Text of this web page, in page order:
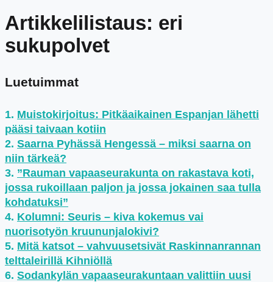
Artikkelilistaus: eri
sukupolvet
Luetuimmat
Muistokirjoitus: Pitkäaikainen Espanjan lähetti
pääsi taivaan kotiin
Saarna Pyhässä Hengessä – miksi saarna on
niin tärkeä?
”Rauman vapaaseurakunta on rakastava koti,
jossa rukoillaan paljon ja jossa jokainen saa tulla
kohdatuksi”
Kolumni: Seuris – kiva kokemus vai
nuorisotyön kruununjalokivi?
Mitä katsot – vahvuusetsivät Raskinnanrannan
telttaleirillä Kihniöllä
Sodankylän vapaaseurakuntaan valittiin uusi